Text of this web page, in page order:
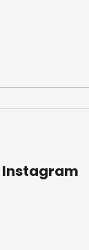
Instagram